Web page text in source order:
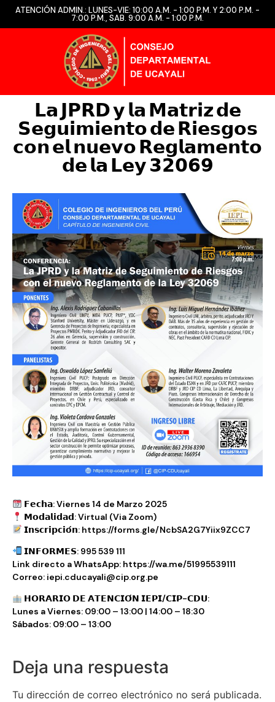
ATENCIÓN ADMIN.: LUNES-VIE: 10:00 A.M. - 1:00 P.M. Y 2:00 P.M. -
7:00 P.M., SAB. 9:00 A.M. - 1:00 P.M.
𝗟𝗮 𝗝𝗣𝗥𝗗 𝘆 𝗹𝗮 𝗠𝗮𝘁𝗿𝗶𝘇 𝗱𝗲
𝗦𝗲𝗴𝘂𝗶𝗺𝗶𝗲𝗻𝘁𝗼 𝗱𝗲 𝗥𝗶𝗲𝘀𝗴𝗼𝘀
𝗰𝗼𝗻 𝗲𝗹 𝗻𝘂𝗲𝘃𝗼 𝗥𝗲𝗴𝗹𝗮𝗺𝗲𝗻𝘁𝗼
𝗱𝗲 𝗹𝗮 𝗟𝗲𝘆 𝟯𝟮𝟬𝟲𝟵
𝗙𝗲𝗰𝗵𝗮: Viernes 14 de Marzo 2025
𝗠𝗼𝗱𝗮𝗹𝗶𝗱𝗮𝗱: Virtual (Via Zoom)
𝗜𝗻𝘀𝗰𝗿𝗶𝗽𝗰𝗶𝗼́𝗻: https://forms.gle/NcbSA2G7Yiix9ZCC7
𝗜𝗡𝗙𝗢𝗥𝗠𝗘𝗦: 995 539 111
Link directo a WhatsApp: https://wa.me/51995539111
Correo: iepi.cducayali@cip.org.pe
𝗛𝗢𝗥𝗔𝗥𝗜𝗢 𝗗𝗘 𝗔𝗧𝗘𝗡𝗖𝗜𝗢́𝗡 𝗜𝗘𝗣𝗜/𝗖𝗜𝗣-𝗖𝗗𝗨:
Lunes a Viernes: 09:00 – 13:00 | 14:00 – 18:30
Sábados: 09:00 – 13:00
Deja una respuesta
Tu dirección de correo electrónico no será publicada.